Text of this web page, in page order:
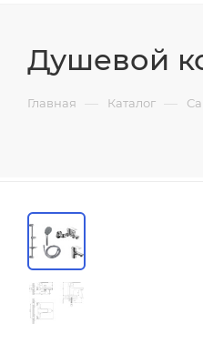
Душевой
Главная — Каталог —